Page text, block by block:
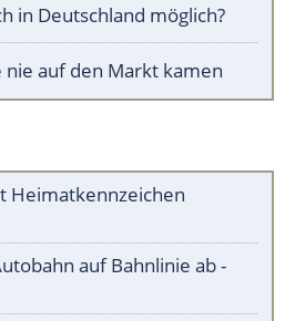
in Deutschland möglich?
nie auf den Markt kamen
Heimatkennzeichen
auf Bahnlinie ab -